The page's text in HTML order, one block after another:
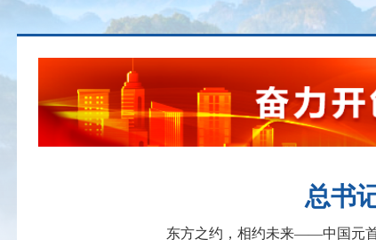
总书
东方之约，相约未来——中国元